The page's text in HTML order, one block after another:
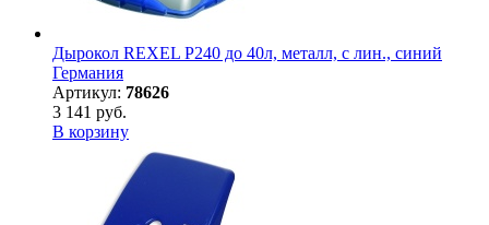
Дырокол REXEL P240 до 40л, металл, с лин., синий
Германия
Артикул: 78626
3 141 руб.
В корзину